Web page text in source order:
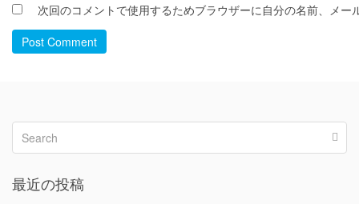
次回のコメントで使用するためブラウザーに自分の名前、メー
Post Comment
最近の投稿